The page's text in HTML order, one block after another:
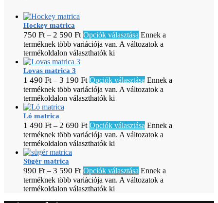
Hockey matrica
750 Ft – 2 590 Ft Opciók választása Ennek a
terméknek több variációja van. A változatok a
termékoldalon választhatók ki
Lovas matrica 3
1 490 Ft – 3 190 Ft Opciók választása Ennek a
terméknek több variációja van. A változatok a
termékoldalon választhatók ki
Ló matrica
1 490 Ft – 2 690 Ft Opciók választása Ennek a
terméknek több variációja van. A változatok a
termékoldalon választhatók ki
Sügér matrica
990 Ft – 3 590 Ft Opciók választása Ennek a
terméknek több variációja van. A változatok a
termékoldalon választhatók ki